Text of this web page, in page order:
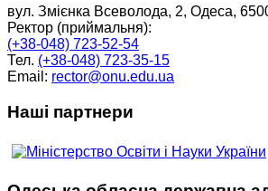
вул. Змієнка Всеволода, 2, Одеса,
Ректор (приймальня):
(+38-048) 723-52-54
Тел. (+38-048) 723-35-15
Email: rector@onu.edu.ua
Наші партнери